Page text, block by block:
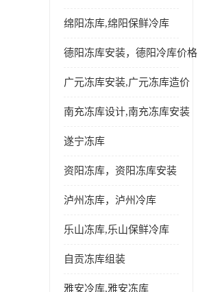
绵阳冻库,绵阳保鲜冷库
德阳冻库安装，德阳冷库价格
广元冻库安装,广元冻库造价
南充冻库设计,南充冻库安装
遂宁冻库
资阳冻库，资阳冻库安装
泸州冻库，泸州冷库
乐山冻库,乐山保鲜冷库
自贡冻库组装
雅安冷库,雅安冻库